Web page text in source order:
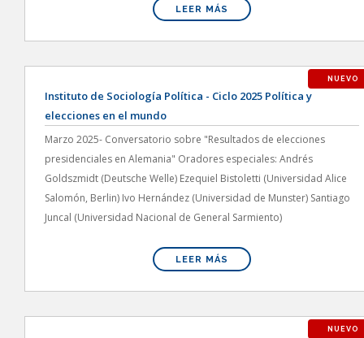
LEER MÁS
NUEVO
Instituto de Sociología Política - Ciclo 2025 Política y
elecciones en el mundo
Marzo 2025- Conversatorio sobre "Resultados de elecciones
presidenciales en Alemania" Oradores especiales: Andrés
Goldszmidt (Deutsche Welle) Ezequiel Bistoletti (Universidad Alice
Salomón, Berlin) Ivo Hernández (Universidad de Munster) Santiago
Juncal (Universidad Nacional de General Sarmiento)
LEER MÁS
NUEVO